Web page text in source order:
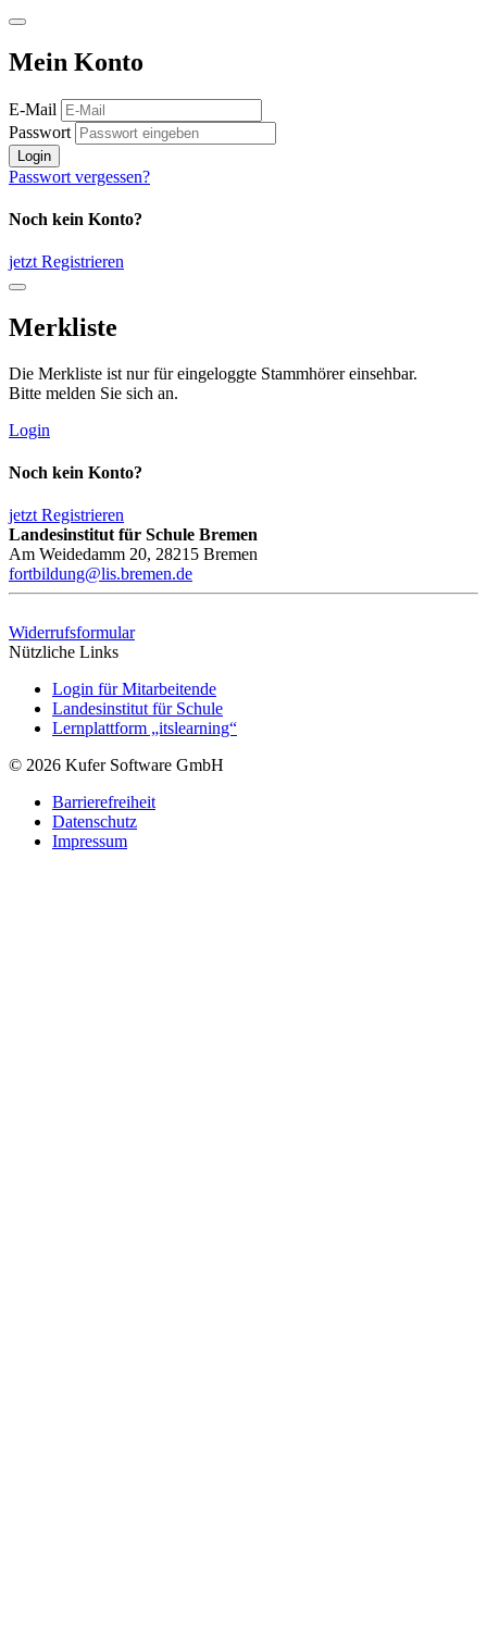
Mein Konto
E-Mail
Passwort
Login
Passwort vergessen?
Noch kein Konto?
jetzt Registrieren
Merkliste
Die Merkliste ist nur für eingeloggte Stammhörer einsehbar.
Bitte melden Sie sich an.
Login
Noch kein Konto?
jetzt Registrieren
Landesinstitut für Schule Bremen
Am Weidedamm 20, 28215 Bremen
fortbildung@lis.bremen.de
Widerrufsformular
Nützliche Links
Login für Mitarbeitende
Landesinstitut für Schule
Lernplattform „itslearning“
© 2026 Kufer Software GmbH
Barrierefreiheit
Datenschutz
Impressum